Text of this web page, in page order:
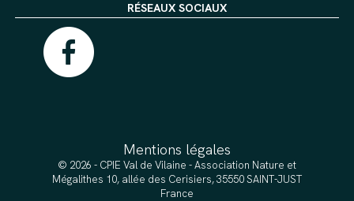
RÉSEAUX SOCIAUX
Mentions légales
© 2026 - CPIE Val de Vilaine - Association Nature et
Mégalithes 10, allée des Cerisiers, 35550 SAINT-JUST
France